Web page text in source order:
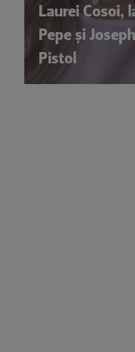
Laurei Cosoi,
Pepe și
Pistol